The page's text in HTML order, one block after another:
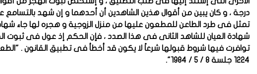
درجة ، و كان يبين من أقوال هذين الشاهدين أن أحدهما و إن شهد بالتسامع
تمثل فى طرد الطاعن للمطعون عليها من منزل الزوجية و هجره لها جاء
شهادة العيان للشاهد الثانى فى هذا الصدد ، فإن الحكم إذ عول فى ثبوت
1224 جلسة 8 / 5 / 1984".